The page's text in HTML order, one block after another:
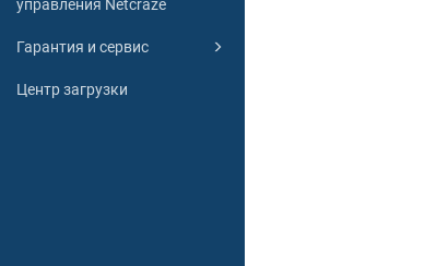
управления Netcraze
Гарантия и сервис
Центр загрузки